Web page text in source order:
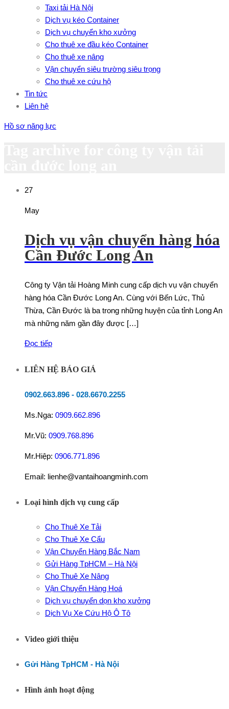
Taxi tải Hà Nội
Dịch vụ kéo Container
Dịch vụ chuyển kho xưởng
Cho thuê xe đầu kéo Container
Cho thuê xe nâng
Vận chuyển siêu trường siêu trọng
Cho thuê xe cứu hộ
Tin tức
Liên hệ
Hồ sơ năng lực
27
May
Dịch vụ vận chuyển hàng hóa
Cần Đước Long An
Công ty Vận tải Hoàng Minh cung cấp dịch vụ vận chuyển
hàng hóa Cần Đước Long An. Cùng với Bến Lức, Thủ
Thừa, Cần Đước là ba trong những huyện của tỉnh Long An
mà những năm gần đây được […]
Đọc tiếp
LIÊN HỆ BÁO GIÁ
0902.663.896 - 028.6670.2255
Ms.Nga: 0909.662.896
Mr.Vũ: 0909.768.896
Mr.Hiệp: 0906.771.896
Email: lienhe@vantaihoangminh.com
Loại hình dịch vụ cung cấp
Cho Thuê Xe Tải
Cho Thuê Xe Cẩu
Vận Chuyển Hàng Bắc Nam
Gửi Hàng TpHCM – Hà Nội
Cho Thuê Xe Nâng
Vận Chuyển Hàng Hoá
Dịch vụ chuyển dọn kho xưởng
Dịch Vụ Xe Cứu Hộ Ô Tô
Video giới thiệu
Gửi Hàng TpHCM - Hà Nội
Hình ảnh hoạt động